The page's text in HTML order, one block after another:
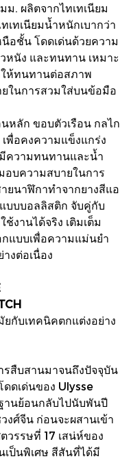
ม. ผลิตจากไทเทเนียม
เทเนียมน้ำหนักเบากว่า
อชั้น โดดเด่นด้วยความ
นัง และทนทาน เหมาะ
ห้ทนทานต่อสภาพ
ในการสวมใส่บนข้อมือ
หลัก ขอบตัวเรือน กลไก
พื่อคงความแข็งแกร่ง
ความทนทานและน้ำ
อบความสบายในการ
ยนาฬิกาทำจากยางสีแอ
บบบอลลิสติก จับคู่กับ
งานได้จริง เติมเต็ม
แบบเพื่อความแม่นยำ
งต่อเนื่อง
กับเทคนิคตกแต่งอย่าง
รสืบสานมาจนถึงปัจจุบัน
ดเด่นของ Ulysse
านย้อนกลับไปนับพันปี
งศ์จีน ก่อนจะผสานเข้า
วรรษที่ 17 เสน่ห์ของ
เป็นพิเศษ สีสันที่ได้มี